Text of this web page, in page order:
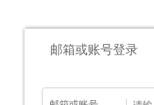
邮箱或账号登录